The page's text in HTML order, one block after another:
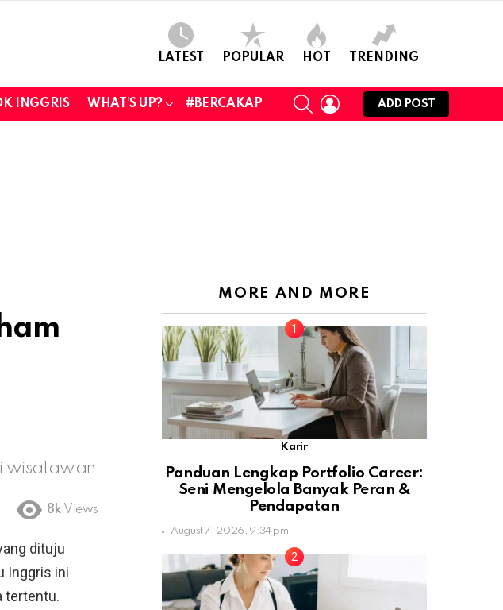
LATEST POPULAR HOT TRENDING
INGGRIS WHAT’S UP? #BERCAKAP
SEARCHLOGIN
ADD POST
wisatawan
8k Views
dituju
Inggris ini
tertentu.
MORE AND MORE
Karir
Panduan Lengkap Portfolio Career:
Seni Mengelola Banyak Peran &
Pendapatan
August 7, 2026, 9:34 pm